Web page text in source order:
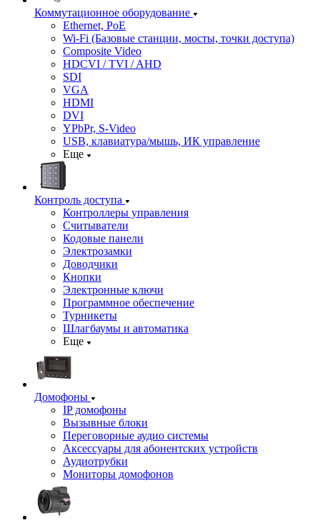
Коммутационное оборудование
Ethernet, PoE
Wi-Fi (Базовые станции, мосты, точки доступа)
Composite Video
HDCVI / TVI / AHD
SDI
VGA
HDMI
DVI
YPbPr, S-Video
USB, клавиатура/мышь, ИК управление
Еще
Контроль доступа
Контроллеры управления
Считыватели
Кодовые панели
Электрозамки
Доводчики
Кнопки
Электронные ключи
Программное обеспечение
Турникеты
Шлагбаумы и автоматика
Еще
Домофоны
IP домофоны
Вызывные блоки
Переговорные аудио системы
Аксессуары для абонентских устройств
Аудиотрубки
Мониторы домофонов